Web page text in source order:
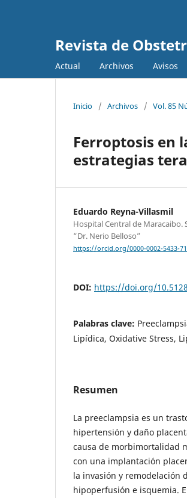
Revista de
Actual Archivos Avisos
Inicio / Archivos / Vol. 85
Ferroptosis en
estrategias
Eduardo Reyna-Villasmil
Hospital Central de Maracaibo.
“Dr. Nerio Belloso”
https://orcid.org/0000-0002-5433-
DOI: https://doi.org/
Palabras clave:
Lipídica, Oxidative Stress,
Resumen
La preeclampsia es un
hipertensión y daño
causa de morbimortalidad
con una implantación
la invasión y remodelación
hipoperfusión e isquemia.